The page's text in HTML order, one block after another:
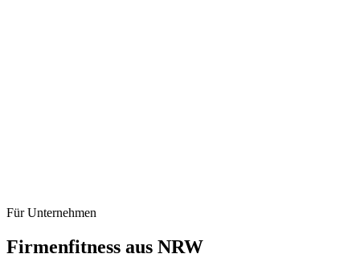
Für Unternehmen
Firmenfitness aus NRW